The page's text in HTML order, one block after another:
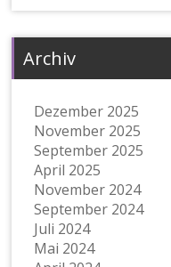
Archiv
Dezember 2025
November 2025
September 2025
April 2025
November 2024
September 2024
Juli 2024
Mai 2024